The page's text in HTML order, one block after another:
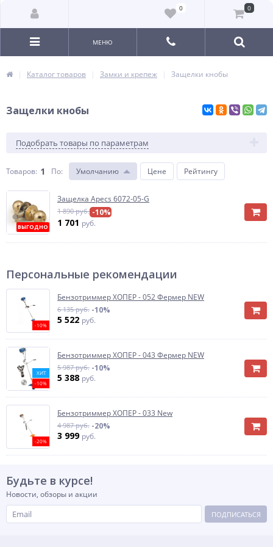
0 0
МЕНЮ
Каталог товаров Замки и крепеж Защелки кнобы
Защелки кнобы
Подобрать товары по параметрам
Товаров: 1 По: Умолчанию Цене Рейтингу
ВЫГОДНО
Защелка Apecs 6072-05-G
1 890 руб. -10%
1 701 руб.
Персональные рекомендации
-10%
Бензотриммер ХОПЕР - 052 Фермер NEW
6 135 руб. -10%
5 522 руб.
ХИТ
-10%
Бензотриммер ХОПЕР - 043 Фермер NEW
5 987 руб. -10%
5 388 руб.
-20%
Бензотриммер ХОПЕР - 033 New
4 987 руб. -20%
3 999 руб.
Будьте в курсе!
Новости, обзоры и акции
ПОДПИСАТЬСЯ